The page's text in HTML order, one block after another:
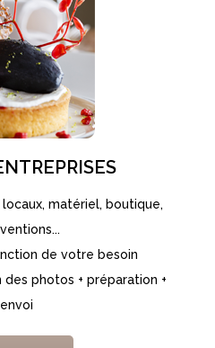
matériel, boutique,
de votre besoin
photos + préparation +
envoi